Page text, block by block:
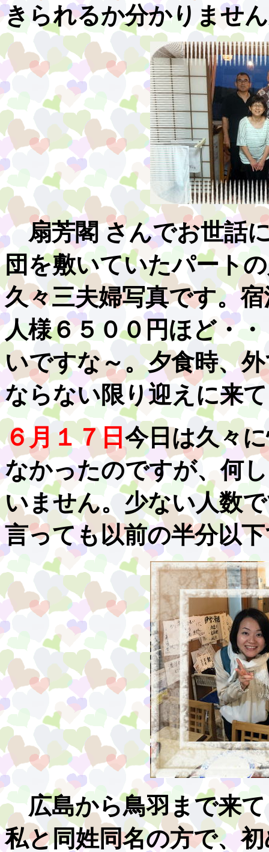
きられるか分かりませ
扇芳閣 さんでお世話
団を敷いていたパート
久々三夫婦写真です。
人様６５００円ほど・
いですな～。夕食時、
ならない限り迎えに来
６月１７日 今日は久々
なかったのですが、何
いません。少ない人数
言っても以前の半分以
広島から鳥羽まで来て
私と同姓同名の方で、